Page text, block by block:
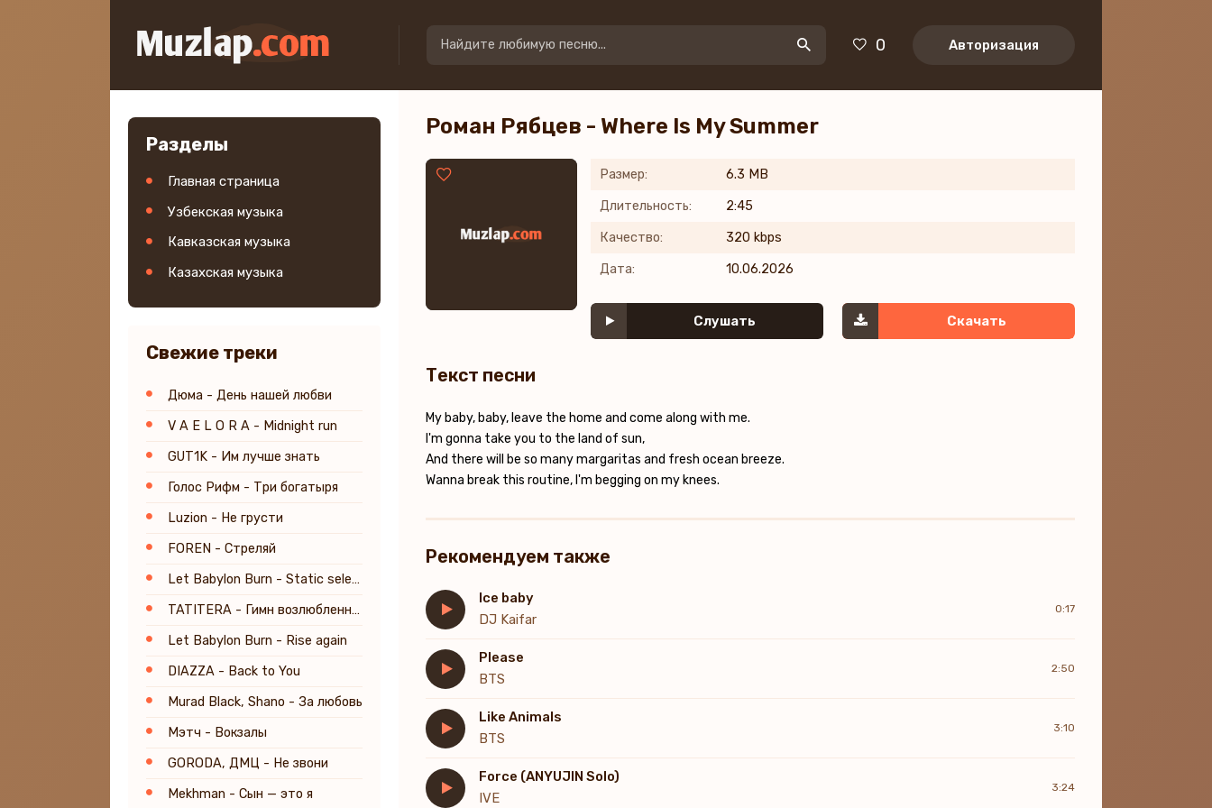
0 Авторизация
Разделы
Главная страница
Узбекская музыка
Кавказская музыка
Казахская музыка
Свежие треки
Дюма - День нашей любви
V A E L O R A - Midnight run
GUT1K - Им лучше знать
Голос Рифм - Три богатыря
Luzion - Не грусти
FOREN - Стреляй
Let Babylon Burn - Static select
TATITERA - Гимн возлюбленному
Let Babylon Burn - Rise again
DIAZZA - Back to You
Murad Black, Shano - За любовь
Мэтч - Вокзалы
GORODA, ДМЦ - Не звони
Mekhman - Сын — это я
Роман Рябцев - Where Is My Summer
Размер: 6.3 MB
Длительность: 2:45
Качество: 320 kbps
Дата: 10.06.2026
Слушать Скачать
Текст песни
My baby, baby, leave the home and come along with me.
I'm gonna take you to the land of sun,
And there will be so many margaritas and fresh ocean breeze.
Wanna break this routine, I'm begging on my knees.
Рекомендуем также
Ice baby
DJ Kaifar
0:17
Please
BTS
2:50
Like Animals
BTS
3:10
Force (ANYUJIN Solo)
IVE
3:24